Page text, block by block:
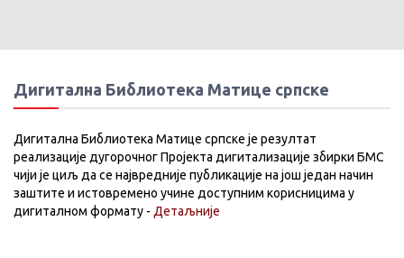
Дигитална Библиотека Матице српске
Дигитална Библиотека Матице српске је резултат
реализације дугорочног Пројекта дигитализације збирки БМС
чији је циљ да се највредније публикације на још један начин
заштите и истовремено учине доступним корисницима у
дигиталном формату - Детаљније